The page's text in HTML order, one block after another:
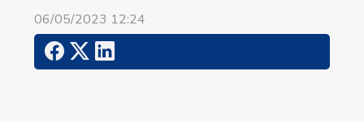
06/05/2023 12:24